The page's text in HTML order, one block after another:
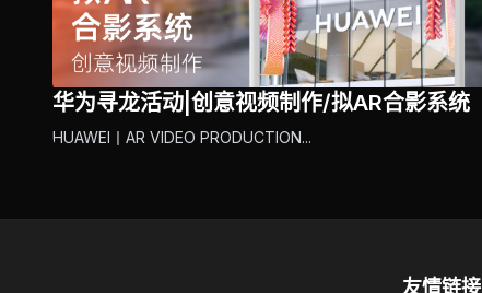
华为寻龙活动|创意视频制作/拟AR合影系统
HUAWEI丨AR VIDEO PRODUCTION...
友情链接